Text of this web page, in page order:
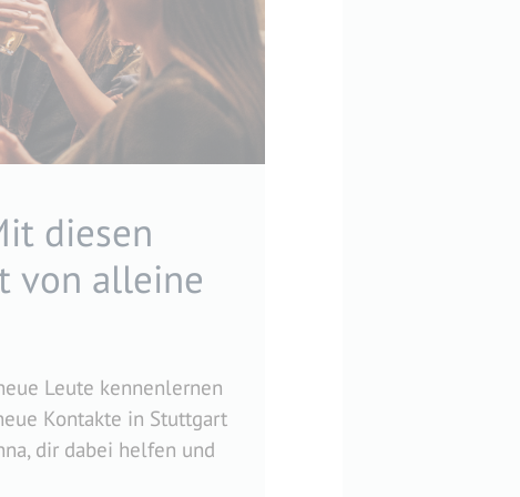
diesen
von alleine
Leute kennenlernen
Kontakte in Stuttgart
dir dabei helfen und